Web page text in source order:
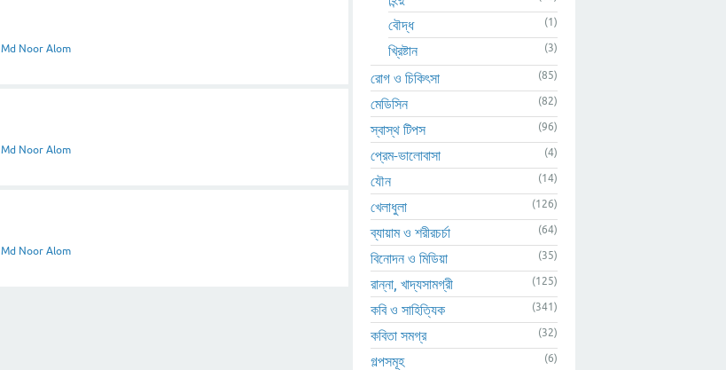
Md Noor Alom
Md Noor Alom
Md Noor Alom
বৌদ্ধ (1)
খ্রিষ্টান (3)
রোগ ও চিকিৎসা (85)
মেডিসিন (82)
স্বাস্থ টিপস (96)
প্রেম-ভালোবাসা (4)
যৌন (14)
খেলাধুলা (126)
ব্যায়াম ও শরীরচর্চা (64)
বিনোদন ও মিডিয়া (35)
রান্না, খাদ্যসামগ্রী (125)
কবি ও সাহিত্যিক (341)
কবিতা সমগ্র (32)
গল্পসমূহ (6)